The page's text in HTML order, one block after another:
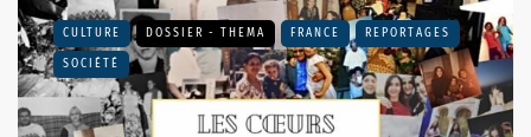
CULTURE DOSSIER - THEMA FRANCE REPORTAGES
SOCIÉTÉ